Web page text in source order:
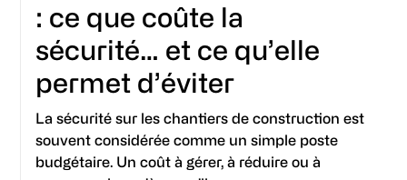
: ce que coûte la
sécurité… et ce qu’elle
permet d’éviter
La sécurité sur les chantiers de construction est
souvent considérée comme un simple poste
budgétaire. Un coût à gérer, à réduire ou à